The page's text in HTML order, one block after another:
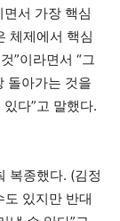
서 가장 핵심
체제에서 핵심
”이라면서 “그
돌아가는 것을
다”고 말했다.
복종했다. (김정
있지만 반대